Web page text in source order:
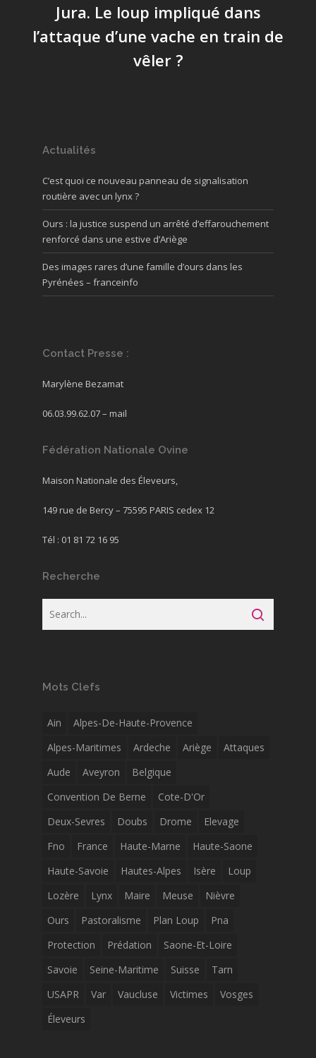
Jura. Le loup impliqué dans
l’attaque d’une vache en train de
vêler ?
Actualités
C’est quoi ce nouveau panneau de signalisation
routière avec un lynx ?
Ours : la justice suspend un arrêté d’effarouchement
renforcé dans une estive d’Ariège
Des images rares d’une famille d’ours dans les
Pyrénées – franceinfo
Contact Presse :
Marylène Bezamat
06.03.99.62.07 – mail
Fédération Nationale Ovine
Maison Nationale des Éleveurs,
149 rue de Bercy – 75595 PARIS cedex 12
Tél : 01 81 72 16 95
Recherche
Mots Clefs
Ain
Alpes-De-Haute-Provence
Alpes-Maritimes
Ardeche Ariège
Attaques
Aude
Aveyron
Belgique
Convention De Berne
Cote-D'Or
Deux-Sevres
Doubs Drome
Elevage
Fno
France Haute-Marne
Haute-Saone
Haute-Savoie
Hautes-Alpes Isère
Loup
Lozère
Lynx Maire Meuse
Nièvre
Ours
Pastoralisme Plan Loup
Pna
Protection
Prédation
Saone-Et-Loire
Savoie
Seine-Maritime Suisse
Tarn
USAPR
Var Vaucluse Victimes
Vosges
Éleveurs